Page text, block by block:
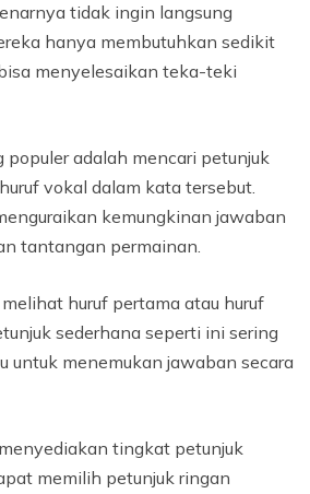
tidak ingin langsung
hanya membutuhkan sedikit
menyelesaikan teka-teki
populer adalah mencari petunjuk
vokal dalam kata tersebut.
kemungkinan jawaban
tantangan permainan.
huruf pertama atau huruf
sederhana seperti ini sering
untuk menemukan jawaban secara
tingkat petunjuk
memilih petunjuk ringan